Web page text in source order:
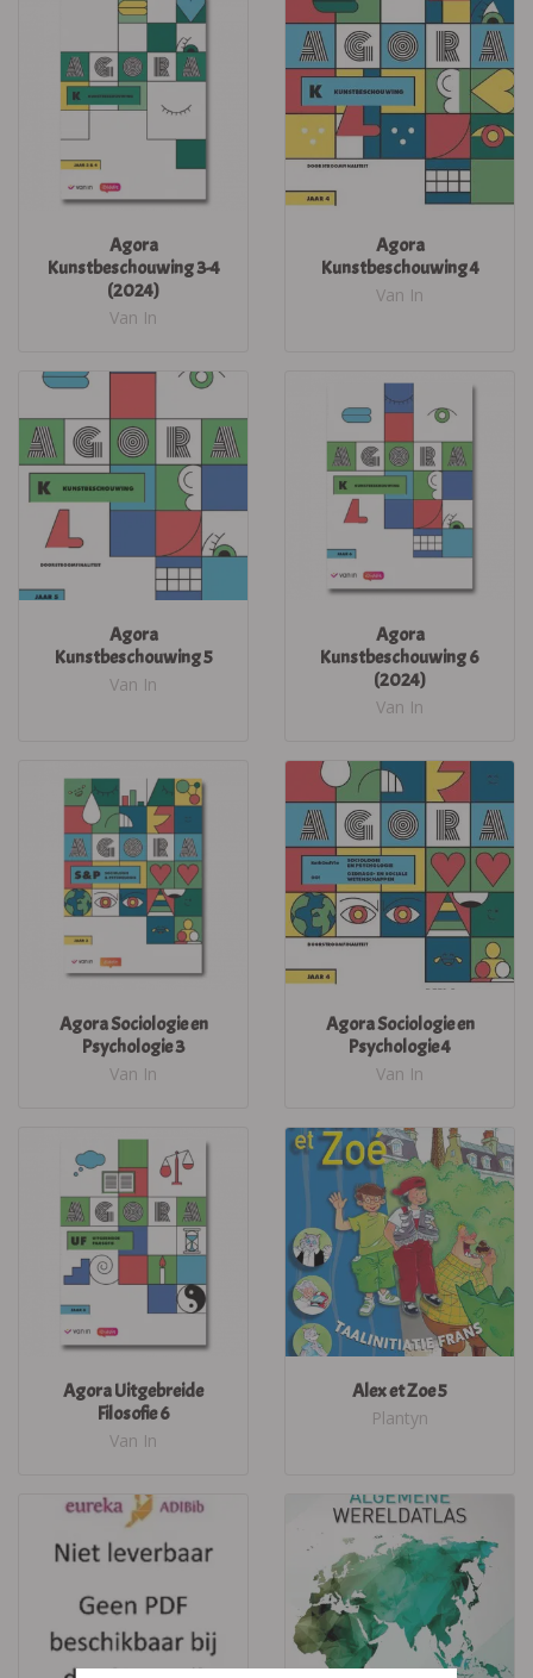
Agora
Kunstbeschouwing 3-4
(2024)
Van In
Agora
Kunstbeschouwing 4
Van In
Agora
Kunstbeschouwing 5
Van In
Agora
Kunstbeschouwing 6
(2024)
Van In
Agora Sociologie en
Psychologie 3
Van In
Agora Sociologie en
Psychologie 4
Van In
Agora Uitgebreide
Filosofie 6
Van In
Alex et Zoe 5
Plantyn